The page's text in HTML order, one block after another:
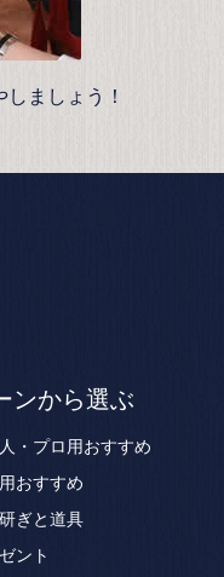
ましょう！
ンから選ぶ
・プロ用おすすめ
おすすめ
ぎと道具
ント